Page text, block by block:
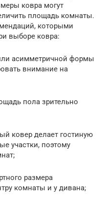
ковра могут
площадь комнаты.
которыми
выборе ковра:
асимметричной формы
внимание на
пола зрительно
ковер делает гостиную
участки, поэтому
размера
комнаты и у дивана;